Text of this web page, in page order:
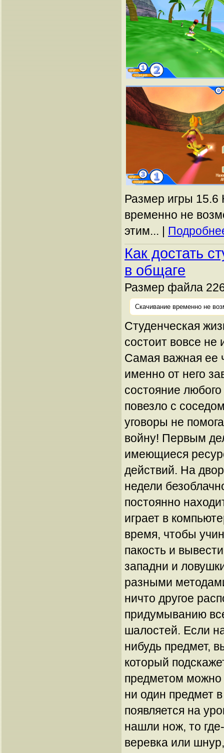
Размер игры 15.6
временно не
этим... |
Как достать
в общаге
Размер файла
Скачивание временно не
Студенческая
состоит вовсе не
Самая важная ее
именно от него
состояние
повезло с
уговоры не
войну! Первым
имеющиеся
действий. На
недели
постоянно
играет в
время, чтобы
пакость и
западни и
разными
ничто другое
придумыванию
шалостей. Если
нибудь предмет,
который
предметом можно
ни один предмет
появляется на
нашли нож, то
веревка или